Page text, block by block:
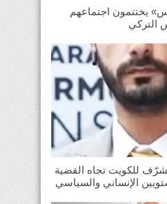
يختتمون اجتماعهم
التركي
مشرّف للكويت تجاه القضية
الإنساني والسياسي